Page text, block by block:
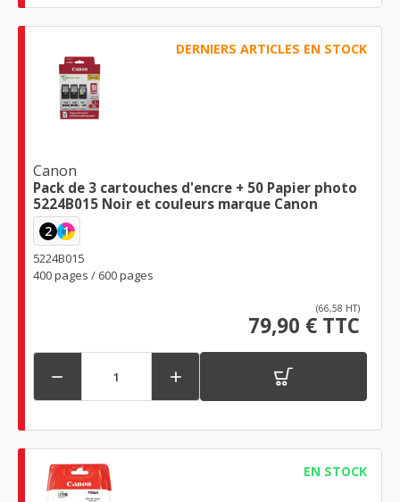
DERNIERS ARTICLES EN STOCK
Canon
Pack de 3 cartouches d'encre + 50 Papier photo
5224B015 Noir et couleurs marque Canon
2 1
5224B015
400 pages / 600 pages
(66,58 HT)
79,90 € TTC
 
EN STOCK